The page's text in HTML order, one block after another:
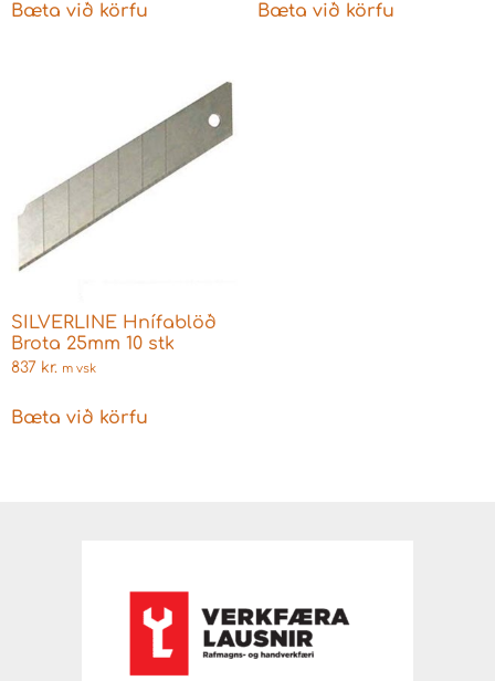
Bæta við körfu Bæta við körfu
SILVERLINE Hnífablöð
Brota 25mm 10 stk
837 kr. m vsk
Bæta við körfu